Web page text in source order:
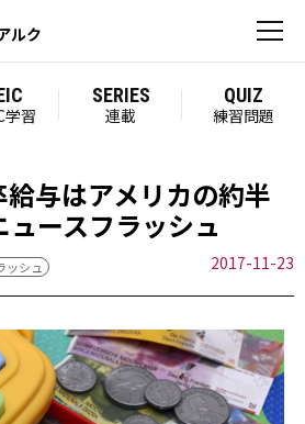
ルク
学習
SERIES
連載
QUIZ
練習問題
与はアメリカの約半
ースフラッシュ
ッシュ 2017-11-23